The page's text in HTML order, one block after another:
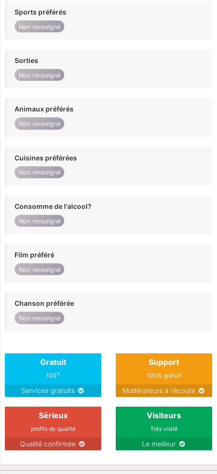
Sports préférés
Non renseigné
Sorties
Non renseigné
Animaux préférés
Non renseigné
Cuisines préférées
Non renseigné
Consomme de l'alcool?
Non renseigné
Film préféré
Non renseigné
Chanson préférée
Non renseigné
Gratuit
100%
Services gratuits
Support
100% gratuit
Modérateurs à l'écoute
Sérieux
profils de qualité
Qualité confirmée
Visiteurs
Très visité
Le meilleur